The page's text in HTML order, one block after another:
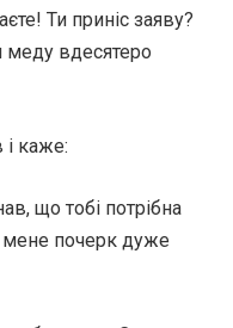
Ти приніс заяву?
вдесятеро
каже:
що тобі потрібна
почерк дуже